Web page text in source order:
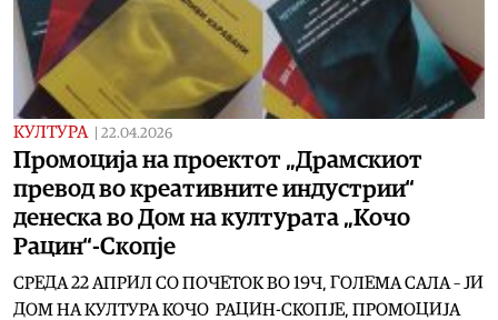
КУЛТУРА 22.04.2026
Промоција на проектот „Драмскиот
превод во креативните индустрии“
денеска во Дом на културата „Кочо
Рацин“-Скопје
СРЕДА 22 АПРИЛ СО ПОЧЕТОК ВО 19Ч, ГОЛЕМА САЛА – ЈИ
ДОМ НА КУЛТУРА КОЧО РАЦИН-СКОПЈЕ, ПРОМОЦИЈА